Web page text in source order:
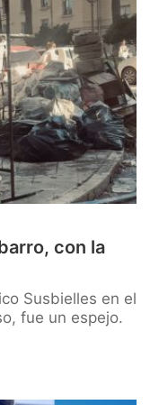
con la
Susbielles en el
fue un espejo.